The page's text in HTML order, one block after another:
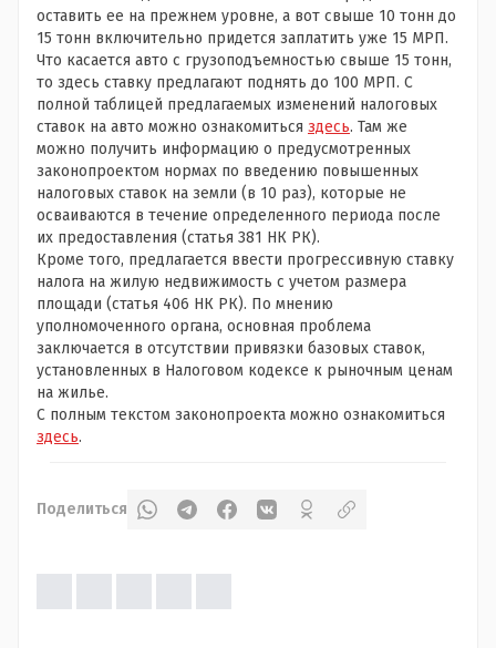
оставить ее на прежнем уровне, а вот свыше 10 тонн до
15 тонн включительно придется заплатить уже 15 МРП.
Что касается авто с грузоподъемностью свыше 15 тонн,
то здесь ставку предлагают поднять до 100 МРП. С
полной таблицей предлагаемых изменений налоговых
ставок на авто можно ознакомиться здесь. Там же
можно получить информацию о предусмотренных
законопроектом нормах по введению повышенных
налоговых ставок на земли (в 10 раз), которые не
осваиваются в течение определенного периода после
их предоставления (статья 381 НК РК).
Кроме того, предлагается ввести прогрессивную ставку
налога на жилую недвижимость с учетом размера
площади (статья 406 НК РК). По мнению
уполномоченного органа, основная проблема
заключается в отсутствии привязки базовых ставок,
установленных в Налоговом кодексе к рыночным ценам
на жилье.
С полным текстом законопроекта можно ознакомиться
здесь.
Поделиться